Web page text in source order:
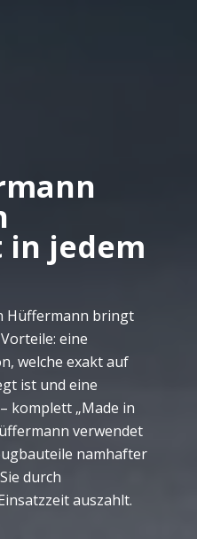
in jedem
Hüffermann bringt
eine
welche exakt auf
ist und eine
komplett „Made in
verwendet
namhafter
durch
auszahlt.